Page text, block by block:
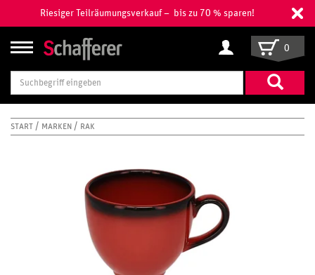
Riesiger Teilräumungsverkauf – bis zu 70 % sparen!
Suchbegriff
eingeben
0
START MARKEN RAK